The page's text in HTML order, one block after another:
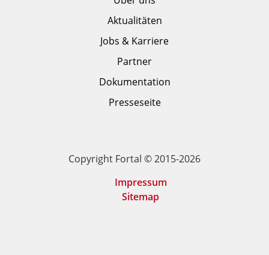
Aktualitäten
Jobs & Karriere
Partner
Dokumentation
Presseseite
Copyright Fortal © 2015-2026
Impressum
Sitemap